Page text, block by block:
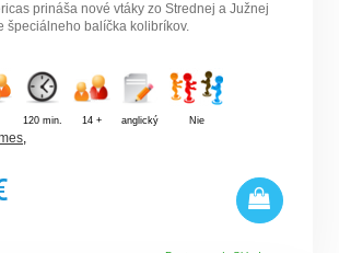
prináša nové vtáky zo Strednej a Južnej
špeciálneho balíčka kolibríkov.
120 min. 14 + anglický Nie
,